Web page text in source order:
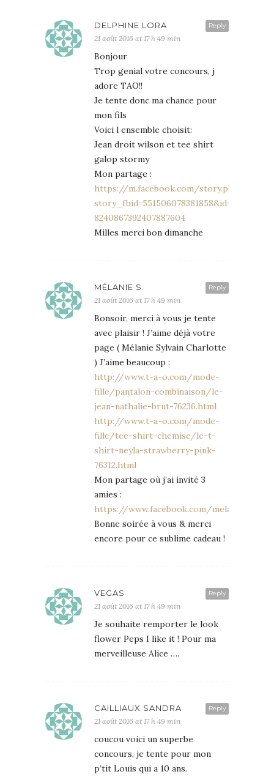
Reply
DELPHINE LORA
21 août 2016 at 17 h 49 min
Bonjour
Trop genial votre concours, j
adore TAO!!
Je tente donc ma chance pour
mon fils
Voici l ensemble choisit:
Jean droit wilson et tee shirt
galop stormy
Mon partage :
https://m.facebook.com/story.php?
8240867392407887604
Milles merci bon dimanche
Reply
MÉLANIE S.
21 août 2016 at 17 h 49 min
Bonsoir, merci à vous je tente
avec plaisir ! J’aime déjà votre
page ( Mélanie Sylvain Charlotte
) J’aime beaucoup :
http://www.t-a-o.com/mode-
fille/pantalon-combinaison/le-
jean-nathalie-brut-76236.html
http://www.t-a-o.com/mode-
fille/tee-shirt-chemise/le-t-
shirt-neyla-strawberry-pink-
76312.html
Mon partage où j’ai invité 3
amies :
https://www.facebook.com/
Bonne soirée à vous & merci
encore pour ce sublime cadeau !
Reply
VEGAS
21 août 2016 at 17 h 49 min
Je souhaite remporter le look
flower Peps I like it ! Pour ma
merveilleuse Alice ….
Reply
CAILLIAUX SANDRA
21 août 2016 at 17 h 49 min
coucou voici un superbe
concours, je tente pour mon
p’tit Louis qui a 10 ans.